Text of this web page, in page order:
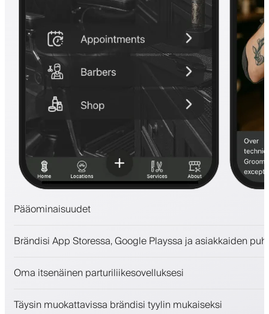
Pääominaisuudet
Maksut, vakuusmaksu
Sitouta asiakkaita kanta-asiakasohjelmalla
Brändisi App Storessa, Google Playssa ja asiakkaiden
Oma itsenäinen parturiliikesovelluksesi
Täysin muokattavissa brändisi tyylin mukaiseksi